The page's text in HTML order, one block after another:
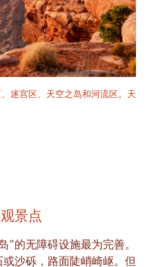
迷宫区、天空之岛和河流区。天
景点
”的无障碍设施最为完善。
沙砾，路面陡峭崎岖。但